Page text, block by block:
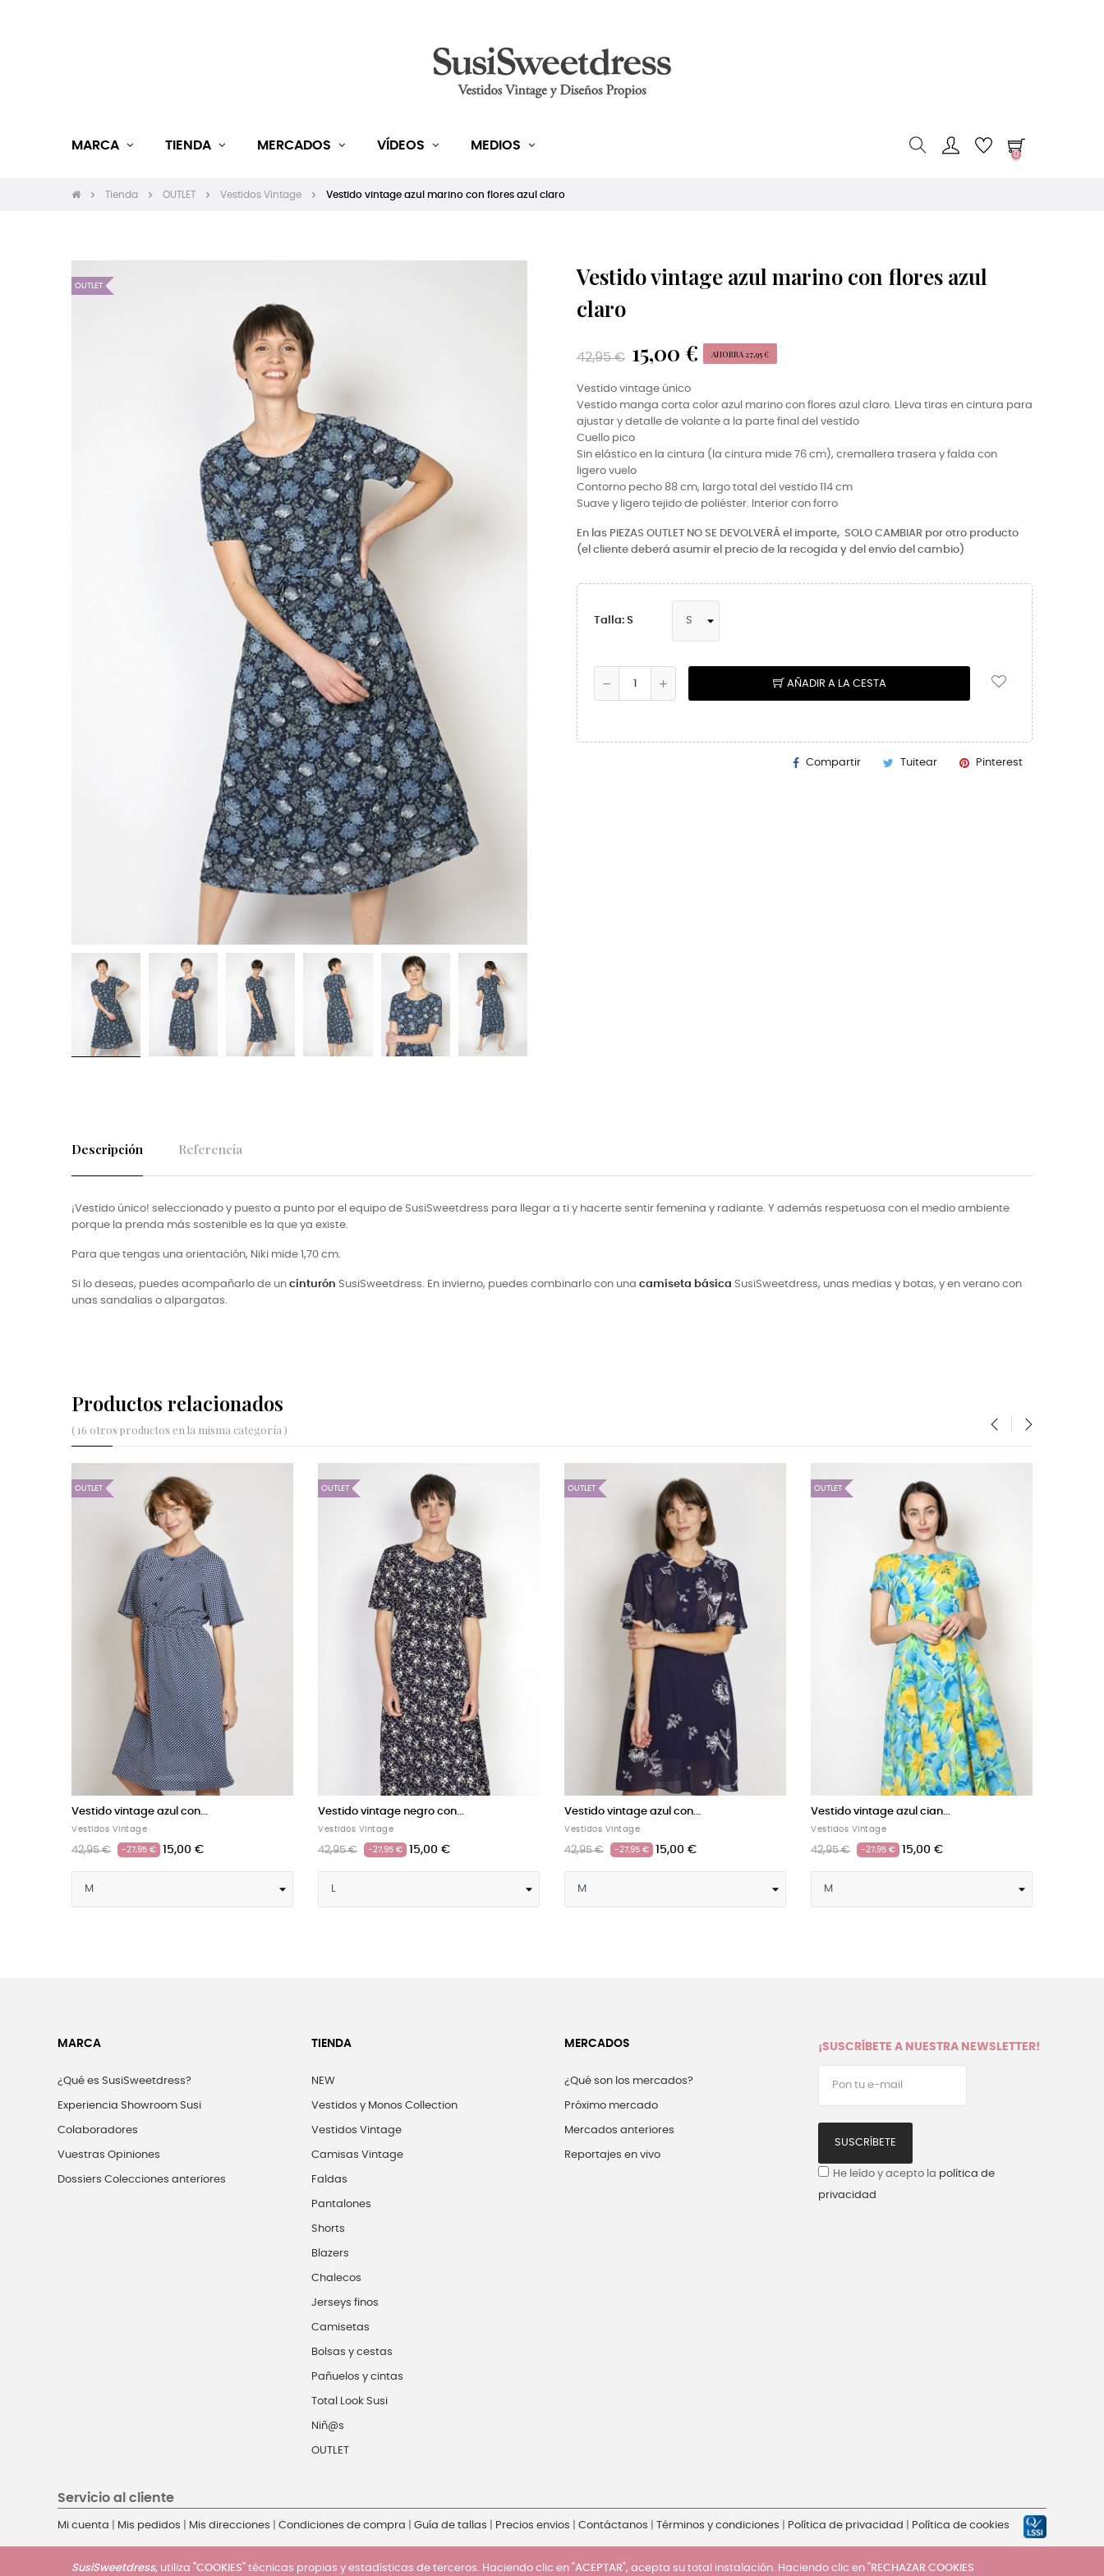
MARCA TIENDA MERCADOS VÍDEOS MEDIOS
0
Tienda OUTLET Vestidos Vintage Vestido vintage azul marino con flores azul claro
OUTLET
Vestido vintage azul marino con flores azul
claro
42,95 € 15,00 € AHORRA 27,95 €
Vestido vintage único
Vestido manga corta color azul marino con flores azul claro. Lleva tiras en cintura para
ajustar y detalle de volante a la parte final del vestido
Cuello pico
Sin elástico en la cintura (la cintura mide 76 cm), cremallera trasera y falda con
ligero vuelo
Contorno pecho 88 cm, largo total del vestido 114 cm
Suave y ligero tejido de poliéster. Interior con forro
En las PIEZAS OUTLET NO SE DEVOLVERÁ el importe, SOLO CAMBIAR por otro producto
(el cliente deberá asumir el precio de la recogida y del envío del cambio)
Talla: S
AÑADIR A LA CESTA
Compartir Tuitear Pinterest
Descripción Referencia
¡Vestido único! seleccionado y puesto a punto por el equipo de SusiSweetdress para llegar a ti y hacerte sentir femenina y radiante. Y además respetuosa con el medio ambiente
porque la prenda más sostenible es la que ya existe.
Para que tengas una orientación, Niki mide 1,70 cm.
Si lo deseas, puedes acompañarlo de un cinturón SusiSweetdress. En invierno, puedes combinarlo con una camiseta básica SusiSweetdress, unas medias y botas, y en verano con
unas sandalias o alpargatas.
Productos relacionados
( 16 otros productos en la misma categoría )
OUTLET
Vestido vintage negro con...
Vestidos Vintage
42,95 € -27,95 €
OUTLET
Vestido vintage negro con...
Vestidos Vintage
42,95 € -27,95 €
Vestido vintage a cuadros
Vestidos Vintage
42,95 € -27,95 €
OUTLET
Vestido vintage violeta con...
Vestidos Vintage
42,95 € -27,95 €
MARCA
¿Qué es SusiSweetdress?
Experiencia Showroom Susi
Colaboradores
Vuestras Opiniones
Dossiers Colecciones anteriores
TIENDA
NEW
Vestidos y Monos Collection
Vestidos Vintage
Camisas Vintage
Faldas
Pantalones
Shorts
Blazers
Chalecos
Jerseys finos
Camisetas
Bolsas y cestas
Pañuelos y cintas
Total Look Susi
Niñ@s
OUTLET
MERCADOS
¿Qué son los mercados?
Próximo mercado
Mercados anteriores
Reportajes en vivo
¡SUSCRÍBETE A NUESTRA NEWSLETTER!
SUSCRÍBETE
He leído y acepto la política de
privacidad
Servicio al cliente
Mi cuenta Mis pedidos Mis direcciones Condiciones de compra Guía de tallas Precios envios Contáctanos Términos y condiciones Política de privacidad Política de cookies
SusiSweetdress, utiliza "COOKIES" técnicas propias y estadísticas de terceros. Haciendo clic en "ACEPTAR", acepta su total instalación. Haciendo clic en "RECHAZAR COOKIES